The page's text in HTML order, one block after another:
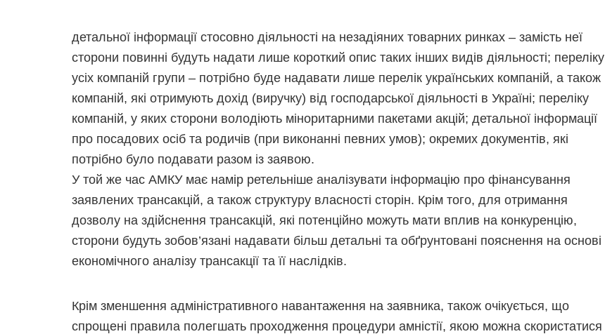
детальної інформації стосовно діяльності на незадіяних товарних ринках – замість неї
сторони повинні будуть надати лише короткий опис таких інших видів діяльності; переліку
усіх компаній групи – потрібно буде надавати лише перелік українських компаній, а також
компаній, які отримують дохід (виручку) від господарської діяльності в Україні; переліку
компаній, у яких сторони володіють міноритарними пакетами акцій; детальної інформації
про посадових осіб та родичів (при виконанні певних умов); окремих документів, які
потрібно було подавати разом із заявою.
У той же час АМКУ має намір ретельніше аналізувати інформацію про фінансування
заявлених трансакцій, а також структуру власності сторін. Крім того, для отримання
дозволу на здійснення трансакцій, які потенційно можуть мати вплив на конкуренцію,
сторони будуть зобов’язані надавати більш детальні та обґрунтовані пояснення на основі
економічного аналізу трансакції та її наслідків.
Крім зменшення адміністративного навантаження на заявника, також очікується, що
спрощені правила полегшать проходження процедури амністії, якою можна скористатися